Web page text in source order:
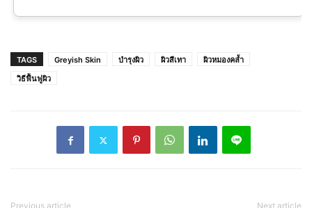
TAGS Greyish Skin บำรุงผิว ผิวสีเทา
ผิวหมองคล้ำ
วิธีฟื้นฟูผิว
Previous article Next article